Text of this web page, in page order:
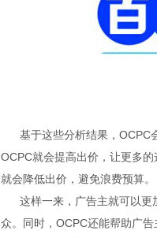
基于这些分析结果，OCPC
OCPC就会提高出价，让更多
就会降低出价，避免浪费预算。
这样一来，广告主就可以更
众。同时，OCPC还能帮助广